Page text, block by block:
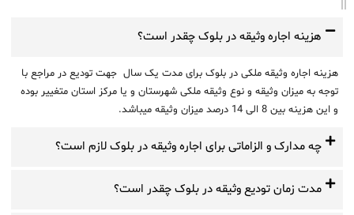
هزینه اجاره وثیقه در بلوک چقدر است؟
هزینه اجاره وثیقه ملکی در بلوک برای مدت یک سال جهت تودیع در مراجع با
توجه به میزان وثیقه و نوع وثیقه ملکی شهرستان و یا مرکز استان متغییر بوده
و این هزینه بین 8 الی 14 درصد میزان وثیقه میباشد.
چه مدارک و الزاماتی برای اجاره وثیقه در بلوک لازم است؟
مدت زمان تودیع وثیقه در بلوک چقدر است؟